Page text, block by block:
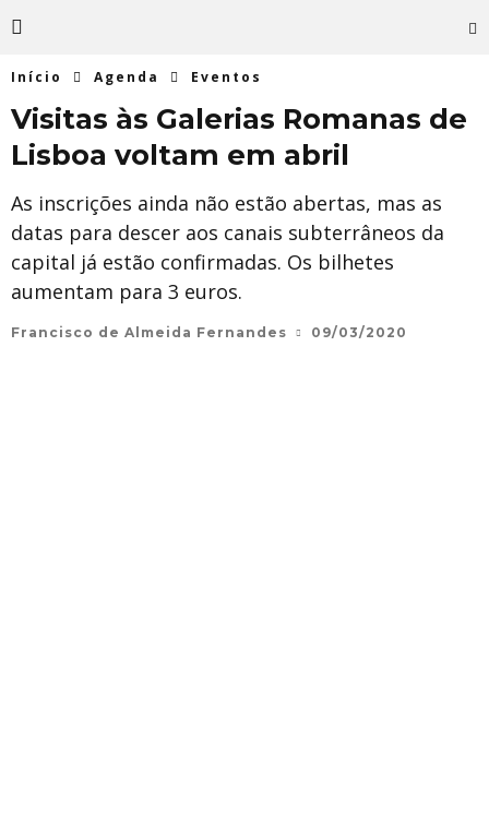
Início Agenda Eventos
Visitas às Galerias Romanas de
Lisboa voltam em abril
As inscrições ainda não estão abertas, mas as
datas para descer aos canais subterrâneos da
capital já estão confirmadas. Os bilhetes
aumentam para 3 euros.
Francisco de Almeida Fernandes 09/03/2020